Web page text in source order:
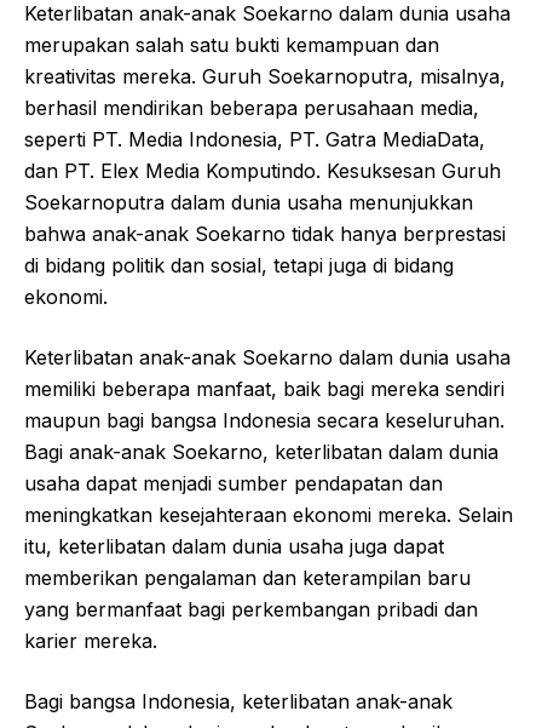
Keterlibatan anak-anak Soekarno dalam dunia usaha
merupakan salah satu bukti kemampuan dan
kreativitas mereka. Guruh Soekarnoputra, misalnya,
berhasil mendirikan beberapa perusahaan media,
seperti PT. Media Indonesia, PT. Gatra MediaData,
dan PT. Elex Media Komputindo. Kesuksesan Guruh
Soekarnoputra dalam dunia usaha menunjukkan
bahwa anak-anak Soekarno tidak hanya berprestasi
di bidang politik dan sosial, tetapi juga di bidang
ekonomi.
Keterlibatan anak-anak Soekarno dalam dunia usaha
memiliki beberapa manfaat, baik bagi mereka sendiri
maupun bagi bangsa Indonesia secara keseluruhan.
Bagi anak-anak Soekarno, keterlibatan dalam dunia
usaha dapat menjadi sumber pendapatan dan
meningkatkan kesejahteraan ekonomi mereka. Selain
itu, keterlibatan dalam dunia usaha juga dapat
memberikan pengalaman dan keterampilan baru
yang bermanfaat bagi perkembangan pribadi dan
karier mereka.
Bagi bangsa Indonesia, keterlibatan anak-anak